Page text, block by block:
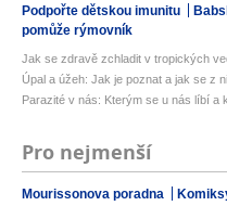
Podpořte dětskou imunitu
pomůže rýmovník
Jak se zdravě zchladit v tropických
Úpal a úžeh: Jak je poznat a jak se z
Parazité v nás: Kterým se u nás líbí a
Pro nejmenší
Mourissonova poradna